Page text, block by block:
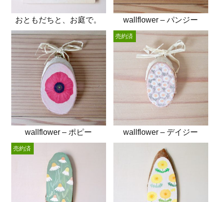
おともだちと、お庭で。 wallflower – パンジー
wallflower – ポピー wallflower – デイジー
売約済
売約済